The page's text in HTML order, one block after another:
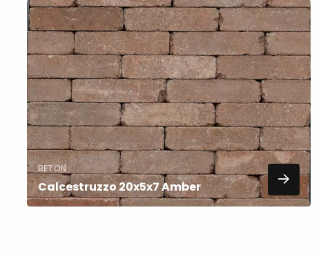
BETON
Calcestruzzo 20x5x7 Amber
Lees
meer
over